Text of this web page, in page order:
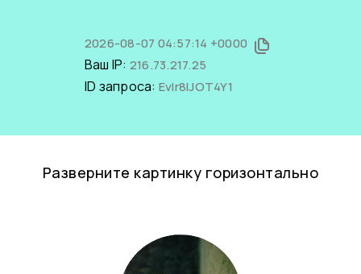
2026-08-07 04:57:14 +0000
Ваш IP: 216.73.217.25
ID запроса: EvIr8IJOT4Y1
Разверните картинку горизонтально